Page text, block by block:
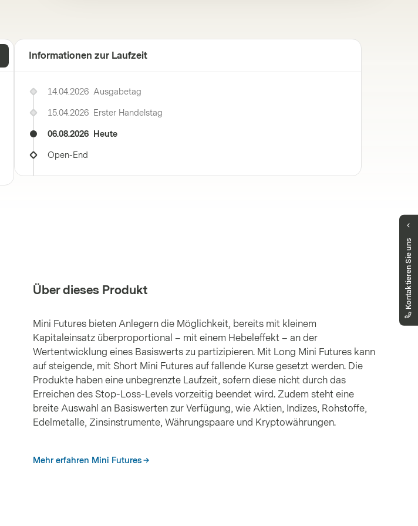
Informationen zur Laufzeit
14.04.2026 Ausgabetag
15.04.2026 Erster Handelstag
06.08.2026 Heute
Open-End
Über dieses Produkt
Mini Futures bieten Anlegern die Möglichkeit, bereits mit kleinem
Kapitaleinsatz überproportional – mit einem Hebeleffekt – an der
Wertentwicklung eines Basiswerts zu partizipieren. Mit Long Mini Futures kann
auf steigende, mit Short Mini Futures auf fallende Kurse gesetzt werden. Die
Produkte haben eine unbegrenzte Laufzeit, sofern diese nicht durch das
Erreichen des Stop-Loss-Levels vorzeitig beendet wird. Zudem steht eine
breite Auswahl an Basiswerten zur Verfügung, wie Aktien, Indizes, Rohstoffe,
Edelmetalle, Zinsinstrumente, Währungspaare und Kryptowährungen.
Mehr erfahren Mini Futures
Kontaktieren Sie uns